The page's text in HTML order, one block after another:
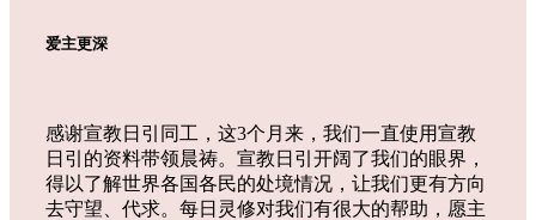
爱主更深
感谢宣教日引同工，这3个月来，我们一直使用宣教
日引的资料带领晨祷。宣教日引开阔了我们的眼界，
得以了解世界各国各民的处境情况，让我们更有方向
去守望、代求。每日灵修对我们有很大的帮助，愿主